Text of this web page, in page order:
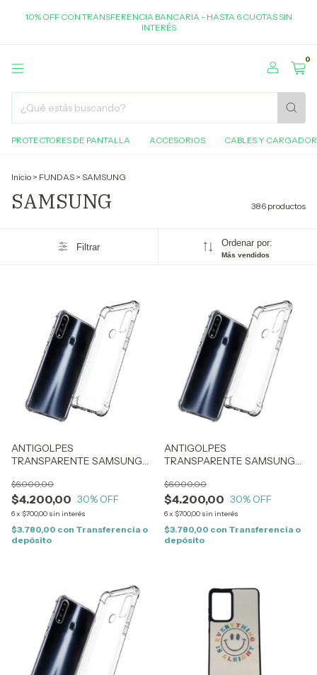
10% OFF CON TRANSFERENCIA BANCARIA - HASTA 6 CUOTAS SIN
INTERÉS
0
PROTECTORES DE PANTALLA ACCESORIOS CABLES Y
Inicio > FUNDAS > SAMSUNG
SAMSUNG 386 productos
Filtrar Ordenar por:
Más vendidos
ANTIGOLPES
TRANSPARENTE SAMSUNG
$4.200,00
$6.000,00
30% OFF
6x $700,00 sin interés
$3.780,00 con Transferencia o
depósito
ANTIGOLPES
TRANSPARENTE SAMSUNG
$4.200,00
$6.000,00
30% OFF
6x $700,00 sin interés
$3.780,00 con Transferencia o
depósito